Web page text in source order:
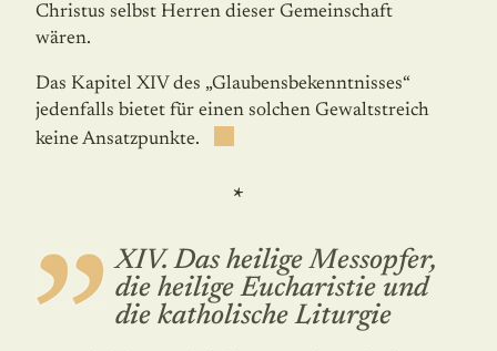
Christus selbst Herren dieser Gemeinschaft
wären.
Das Kapitel XIV des „Glaubensbekenntnisses“
jedenfalls bietet für einen solchen Gewaltstreich
keine Ansatzpunkte.
*
XIV. Das heilige Messopfer,
die heilige Eucharistie und
die katholische Liturgie